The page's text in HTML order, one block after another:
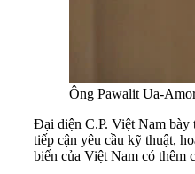
Ông Pawalit Ua-
Đại diện C.P. Việt Nam bày
tiếp cận yêu cầu kỹ thuật,
biến của Việt Nam có thêm